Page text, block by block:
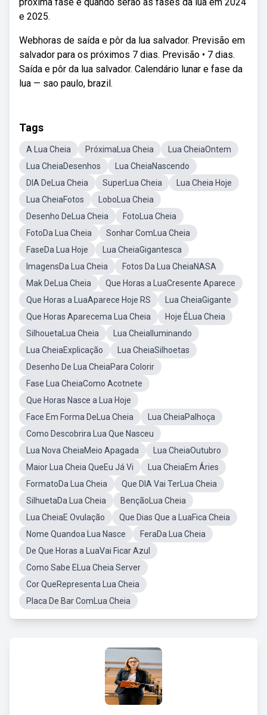
e 2025.
Webhoras de saída e pôr da lua salvador. Previsão em
salvador para os próximos 7 dias. Previsão • 7 dias.
Saída e pôr da lua salvador. Calendário lunar e fase da
lua — sao paulo, brazil.
Tags
A Lua Cheia PróximaLua Cheia
Lua CheiaOntem
Lua CheiaDesenhos
Lua CheiaNascendo
DIA DeLua Cheia
SuperLua Cheia
Lua Cheia Hoje
Lua CheiaFotos
LoboLua Cheia
Desenho DeLua Cheia
FotoLua Cheia
FotoDa Lua Cheia
Sonhar ComLua Cheia
FaseDa Lua Hoje
Lua CheiaGigantesca
ImagensDa Lua Cheia
Fotos Da Lua CheiaNASA
Mak DeLua Cheia
Que Horas a LuaCresente Aparece
Que Horas a LuaAparece Hoje RS
Lua CheiaGigante
Que Horas Aparecema Lua Cheia
Hoje ÉLua Cheia
SilhouetaLua Cheia
Lua CheiaIluminando
Lua CheiaExplicação
Lua CheiaSilhoetas
Desenho De Lua CheiaPara Colorir
Fase Lua CheiaComo Acotnete
Que Horas Nasce a Lua Hoje
Face Em Forma DeLua Cheia
Lua CheiaPalhoça
Como Descobrira Lua Que Nasceu
Lua Nova CheiaMeio Apagada
Lua CheiaOutubro
Maior Lua Cheia QueEu Já Vi
Lua CheiaEm Áries
FormatoDa Lua Cheia
Que DIA Vai TerLua Cheia
SilhuetaDa Lua Cheia
BençãoLua Cheia
Lua CheiaE Ovulação
Que Dias Que a LuaFica Cheia
Nome Quandoa Lua Nasce
FeraDa Lua Cheia
De Que Horas a LuaVai Ficar Azul
Como Sabe ELua Cheia Server
Cor QueRepresenta Lua Cheia
Placa De Bar ComLua Cheia